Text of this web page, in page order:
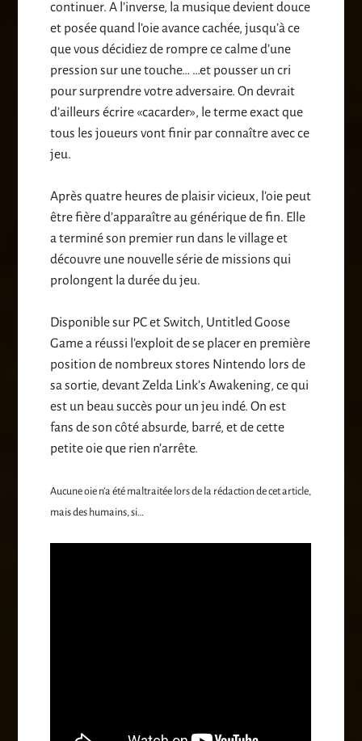
continuer. A l’inverse, la musique devient douce
et posée quand l’oie avance cachée, jusqu’à ce
que vous décidiez de rompre ce calme d’une
pression sur une touche… …et pousser un cri
pour surprendre votre adversaire. On devrait
d’ailleurs écrire «cacarder», le terme exact que
tous les joueurs vont finir par connaître avec ce
jeu.
Après quatre heures de plaisir vicieux, l’oie peut
être fière d’apparaître au générique de fin. Elle
a terminé son premier run dans le village et
découvre une nouvelle série de missions qui
prolongent la durée du jeu.
Disponible sur PC et Switch, Untitled Goose
Game a réussi l’exploit de se placer en première
position de nombreux stores Nintendo lors de
sa sortie, devant Zelda Link’s Awakening, ce qui
est un beau succès pour un jeu indé. On est
fans de son côté absurde, barré, et de cette
petite oie que rien n’arrête.
Aucune oie n’a été maltraitée lors de la rédaction de cet article,
mais des humains, si…